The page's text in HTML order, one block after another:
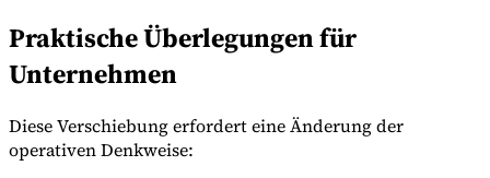
Praktische Überlegungen für
Unternehmen
Diese Verschiebung erfordert eine Änderung der
operativen Denkweise: